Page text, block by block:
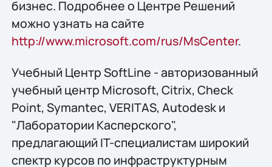
бизнес. Подробнее о Центре Решений
можно узнать на сайте
http://www.microsoft.com/rus/MsCenter.
Учебный Центр SoftLine - авторизованный
учебный центр Microsoft, Citrix, Check
Point, Symantec, VERITAS, Autodesk и
"Лаборатории Касперского",
предлагающий IT-специалистам широкий
спектр курсов по инфраструктурным